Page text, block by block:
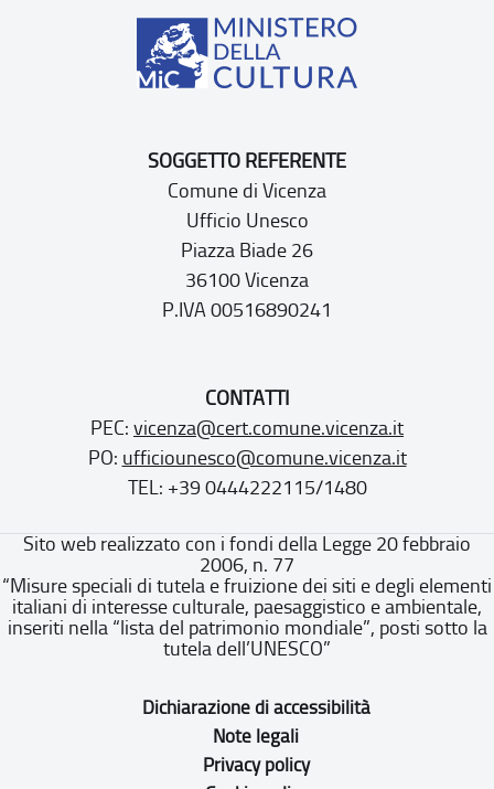
SOGGETTO REFERENTE
Comune di Vicenza
Ufficio Unesco
Piazza Biade 26
36100 Vicenza
P.IVA 00516890241
CONTATTI
PEC: vicenza@cert.comune.vicenza.it
PO: ufficiounesco@comune.vicenza.it
TEL: +39 0444222115/1480
Sito web realizzato con i fondi della Legge 20 febbraio
2006, n. 77
“Misure speciali di tutela e fruizione dei siti e degli elementi
italiani di interesse culturale, paesaggistico e ambientale,
inseriti nella “lista del patrimonio mondiale”, posti sotto la
tutela dell’UNESCO”
Dichiarazione di accessibilità
Note legali
Privacy policy